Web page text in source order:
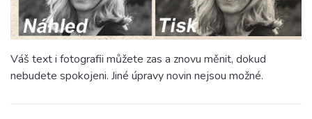
Váš text i fotografii můžete zas a znovu měnit, dokud
nebudete spokojeni. Jiné úpravy novin nejsou možné.